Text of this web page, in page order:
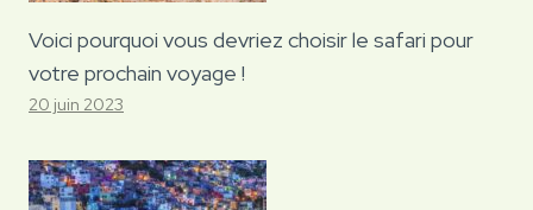
Voici pourquoi vous devriez choisir le safari pour
votre prochain voyage !
20 juin 2023